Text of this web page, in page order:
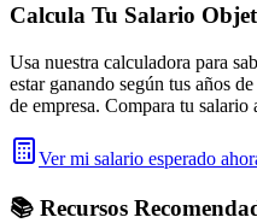
Calcula Tu Salario
Usa nuestra calculadora para
estar ganando según tus años
de empresa. Compara tu
Ver mi salario esperado
📚 Recursos